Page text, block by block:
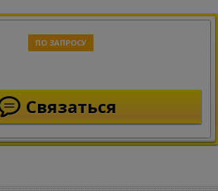
ПО ЗАПРОСУ
Связаться